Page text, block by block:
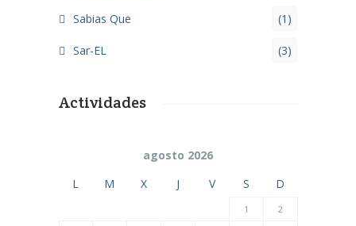
Sabias Que (1)
Sar-EL (3)
Actividades
agosto 2026
L
M X J V S D
1
2